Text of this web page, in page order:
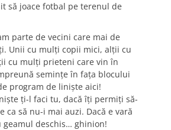
să joace fotbal pe terenul de
parte de vecini care mai de
Unii cu mulți copii mici, alții cu
cu mulți prieteni care vin în
semințe în fața blocului
program de liniște aici!
ți-l faci tu, dacă îți permiți să-
ca să nu-i mai auzi. Dacă e vară
geamul deschis… ghinion!